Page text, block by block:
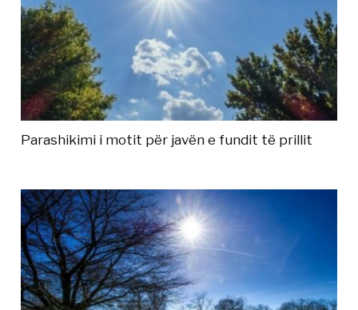
Parashikimi i motit për javën e fundit të prillit